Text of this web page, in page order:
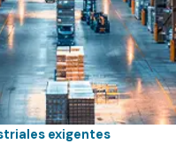
exigentes